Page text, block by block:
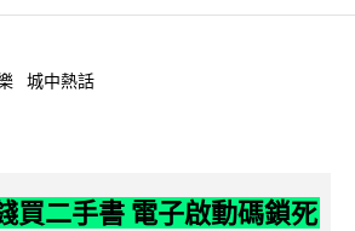
城中熱話
買二手書 電子啟動碼鎖死